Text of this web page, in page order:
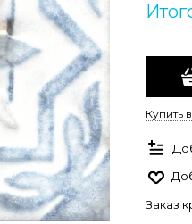
Купить
Заказ